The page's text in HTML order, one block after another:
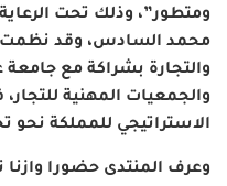
ومتطور”، وذلك تحت
محمد السادس، وقد نظمت
والتجارة بشراكة مع جامعة
والجمعيات المهنية
الاستراتيجي للمملكة نحو